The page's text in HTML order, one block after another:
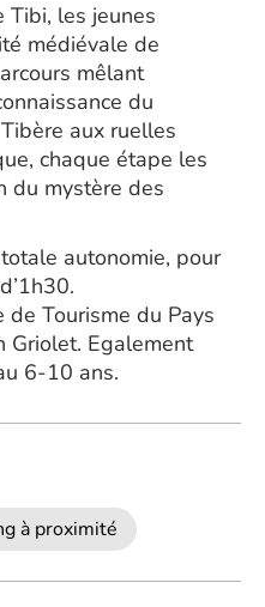
Tibi, les jeunes
médiévale de
mêlant
du
aux ruelles
chaque étape les
du mystère des
autonomie, pour
de Tourisme du Pays
Griolet. Egalement
6-10 ans.
à proximité